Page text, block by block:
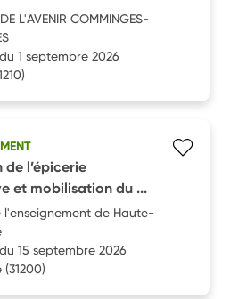
L'AVENIR COMMINGES-
1 septembre 2026
l’épicerie
et mobilisation du ...
l'enseignement de Haute-
15 septembre 2026
(31200)